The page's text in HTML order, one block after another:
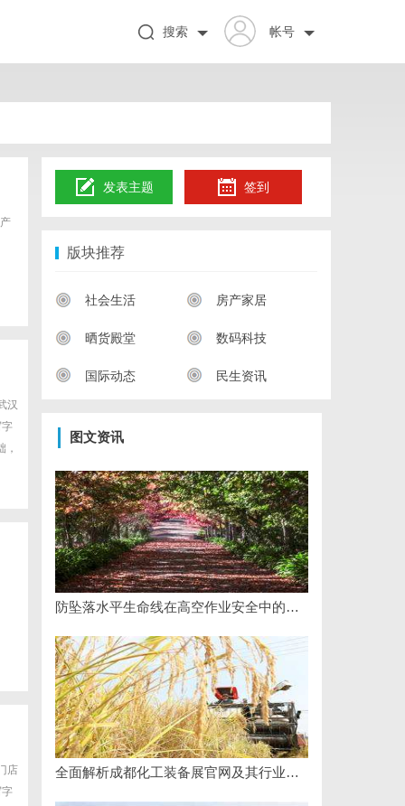
帐号
搜索
汉
，
店
发表主题 签到
版块推荐
社会生活 房产家居
晒货殿堂 数码科技
国际动态 民生资讯
图文资讯
防坠落水平生命线在高空作业安全中的关键作用与应用解析
全面解析成都化工装备展官网及其行业影响力